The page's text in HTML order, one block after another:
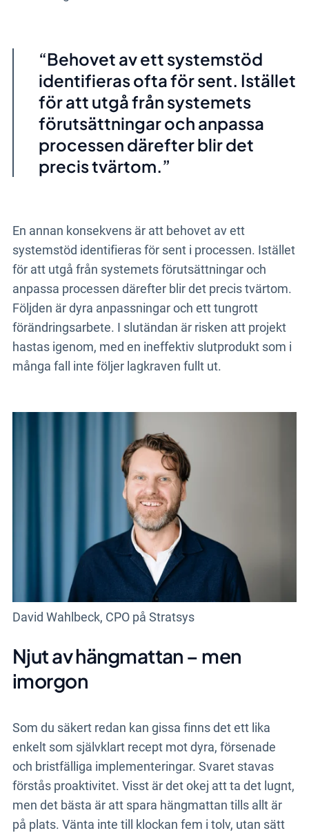
Behovet av ett systemstöd
identifieras ofta för sent. Istället
för att utgå från systemets
förutsättningar och anpassa
processen därefter blir det
precis tvärtom.
En annan konsekvens är att behovet av ett
systemstöd identifieras för sent i processen. Istället
för att utgå från systemets förutsättningar och
anpassa processen därefter blir det precis tvärtom.
Följden är dyra anpassningar och ett tungrott
förändringsarbete. I slutändan är risken att projekt
hastas igenom, med en ineffektiv slutprodukt som i
många fall inte följer lagkraven fullt ut.
David Wahlbeck, CPO på Stratsys
Njut av hängmattan – men
imorgon
Som du säkert redan kan gissa finns det ett lika
enkelt som självklart recept mot dyra, försenade
och bristfälliga implementeringar. Svaret stavas
förstås proaktivitet. Visst är det okej att ta det lugnt,
men det bästa är att spara hängmattan tills allt är
på plats. Vänta inte till klockan fem i tolv, utan sätt